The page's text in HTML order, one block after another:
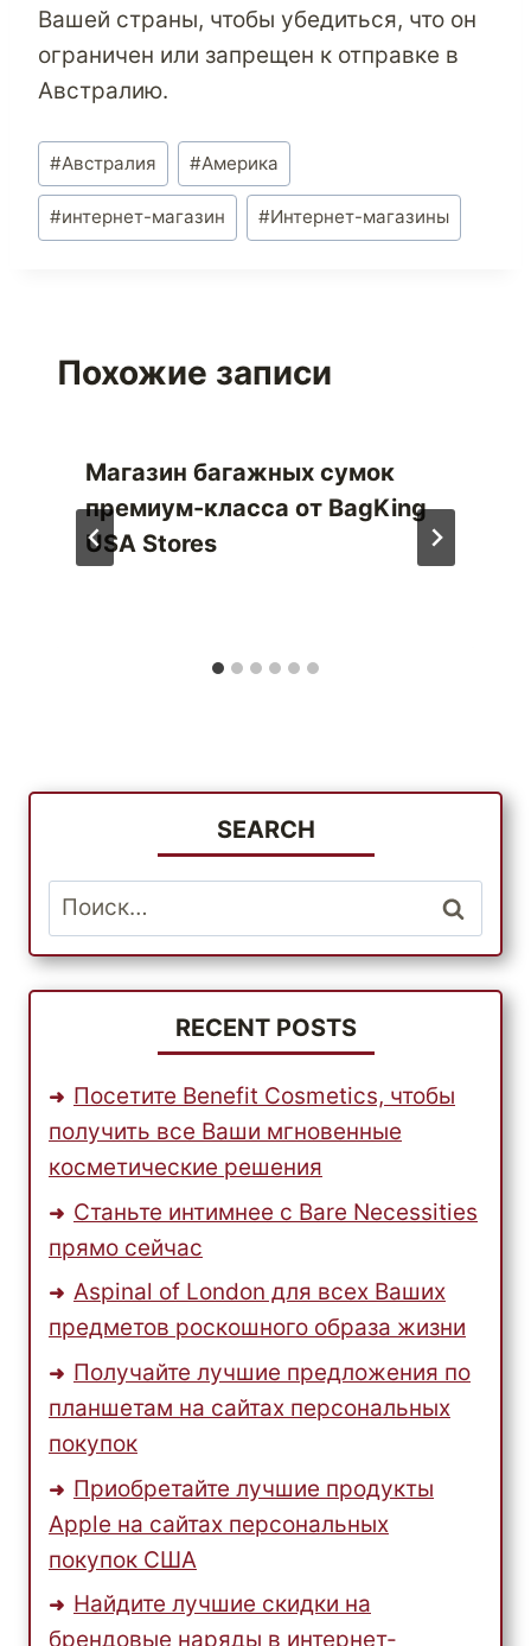
Вашей страны, чтобы убедиться, что он
ограничен или запрещен к отправке в
Австралию.
Метки
записи:
#Австралия #Америка
#интернет-магазин #Интернет-магазины
Похожие записи
Магазин багажных сумок
премиум-класса от BagKing
USA Stores
SEARCH
Найти:
RECENT POSTS
Посетите Benefit Cosmetics, чтобы
получить все Ваши мгновенные
косметические решения
Станьте интимнее с Bare Necessities
прямо сейчас
Aspinal of London для всех Ваших
предметов роскошного образа жизни
Получайте лучшие предложения по
планшетам на сайтах персональных
покупок
Приобретайте лучшие продукты
Apple на сайтах персональных
покупок США
Найдите лучшие скидки на
брендовые наряды в интернет-